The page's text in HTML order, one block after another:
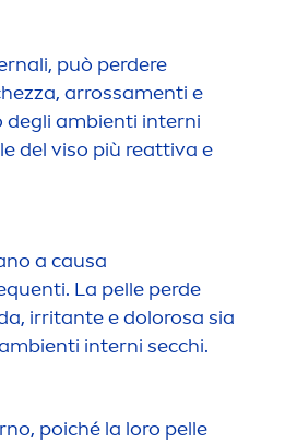
può perdere
arrossamenti e
degli ambienti interni
del viso più reattiva e
a causa
La pelle perde
irritante e dolorosa sia
interni secchi.
poiché la loro pelle